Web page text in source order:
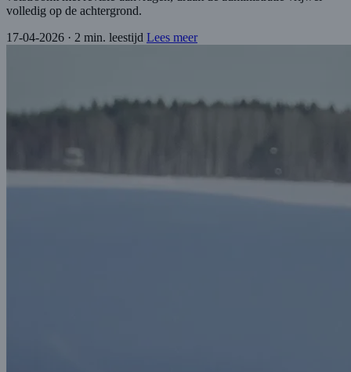
volledig op de achtergrond.
17-04-2026 · 2 min. leestijd Lees meer